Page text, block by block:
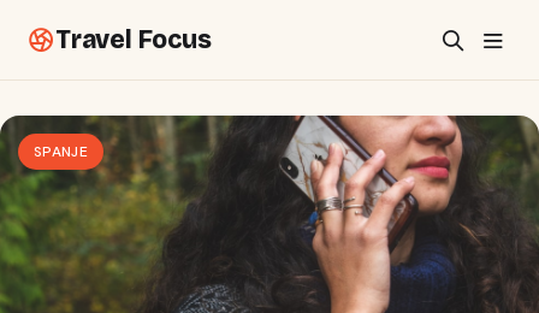
Travel Focus
SPANJE